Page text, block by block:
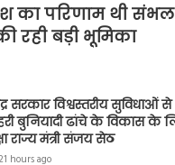
का परिणाम थी संभल
रही बड़ी भूमिका
सरकार विश्वस्तरीय
बुनियादी ढांचे के विकास के
राज्य मंत्री संजय सेठ
hours ago